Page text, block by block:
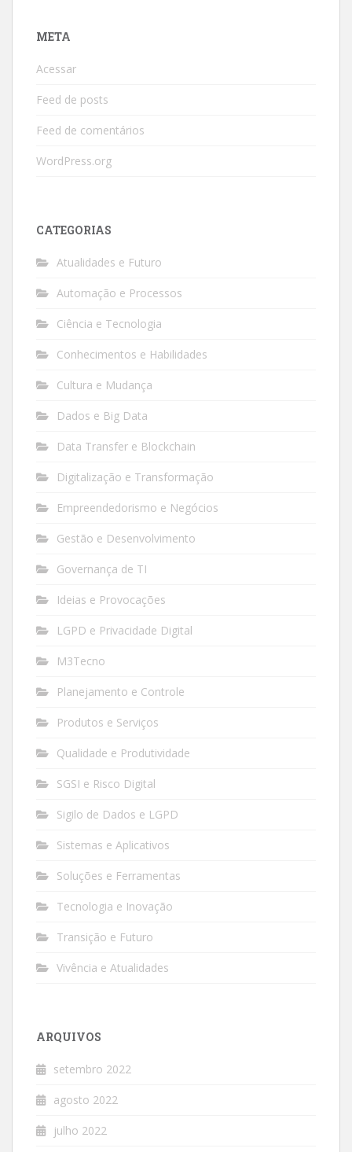
META
Acessar
Feed de posts
Feed de comentários
WordPress.org
CATEGORIAS
Atualidades e Futuro
Automação e Processos
Ciência e Tecnologia
Conhecimentos e Habilidades
Cultura e Mudança
Dados e Big Data
Data Transfer e Blockchain
Digitalização e Transformação
Empreendedorismo e Negócios
Gestão e Desenvolvimento
Governança de TI
Ideias e Provocações
LGPD e Privacidade Digital
M3Tecno
Planejamento e Controle
Produtos e Serviços
Qualidade e Produtividade
SGSI e Risco Digital
Sigilo de Dados e LGPD
Sistemas e Aplicativos
Soluções e Ferramentas
Tecnologia e Inovação
Transição e Futuro
Vivência e Atualidades
ARQUIVOS
setembro 2022
agosto 2022
julho 2022